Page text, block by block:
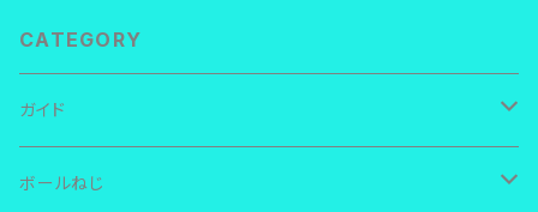
CATEGORY
ガイド
ＴＨＫ ＬＭガイド
ボールねじ